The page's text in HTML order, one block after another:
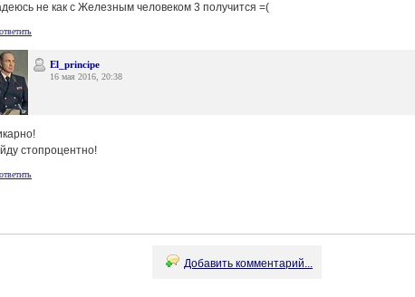
не как с Железным человеком 3 получится =(
ответить
El_principe
16 мая 2016, 20:38
стопроцентно!
ответить
Добавить комментарий...